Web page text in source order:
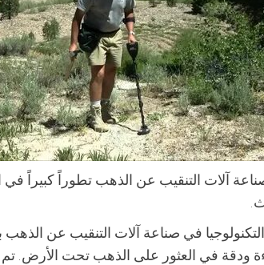
آلات التنقيب عن الذهب تطوراً كبيراً في
في صناعة آلات التنقيب عن الذهب
ودقة في العثور على الذهب تحت الأرض. تم